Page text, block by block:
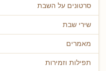
סרטונים על השבת
שירי שבת
מאמרים
תפילות וזמירות